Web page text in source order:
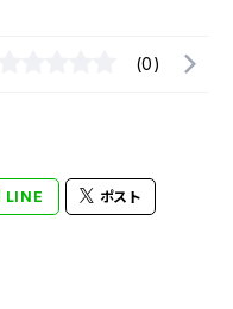
(0)
LINE ポスト